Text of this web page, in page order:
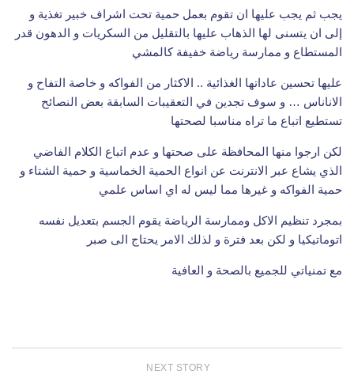
يجب ثم يجب عليها ان تقوم بعمل حمية تحت اشراف خبير تغذية و
إلى ان يتسنى لها الذهاب عليها بالتقليل من السكريات و الدهون قدر
المستطاع و ممارسة رياضة خفيفة كالمشي
عليها تحسين عاداتها الغذائية .. الاكثار من الفواكه و خاصة التفاح و
الاناناس … و سوف تجدين في التعقيبات السابقة بعض النصائح
تستطيع اتباع ما تراه مناسبا لصحتها
لكن ارجوا منها المحافظة على صحتها و عدم اتباع الكلام الفاضي
الذي يشاع عبر الانترنت عن انواع الحمية الخماسية و حمية الشتاء و
حمية الفواكه و غيرها مما ليس له اي اساس علمي
بمجرد تنظيم الاكل وممارسة الرياضة يقوم الجسم بتعديل نفسه
اتوماتيكيا و لكن بعد فترة و لذلك الامر يحتاج الى صبر
مع تمنياتي للجميع بالصحة و العافية
NEXT STORY